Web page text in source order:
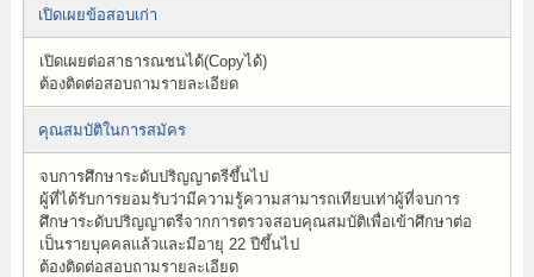
เปิดเผยข้อสอบเก่า
เปิดเผยต่อสาธารณชนได้(Copyได้)
ต้องติดต่อสอบถามรายละเอียด
คุณสมบัติในการสมัคร
จบการศึกษาระดับปริญญาตรีขึ้นไป
ผู้ที่ได้รับการยอมรับว่ามีความรู้ความสามารถเทียบเท่าผู้ที่จบการ
ศึกษาระดับปริญญาตรีจากการตรวจสอบคุณสมบัติเพื่อเข้าศึกษาต่อ
เป็นรายบุคคลแล้วและมีอายุ 22 ปีขึ้นไป
ต้องติดต่อสอบถามรายละเอียด